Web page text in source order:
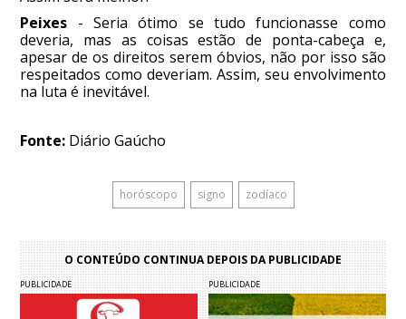
Peixes - Seria ótimo se tudo funcionasse como
deveria, mas as coisas estão de ponta-cabeça e,
apesar de os direitos serem óbvios, não por isso são
respeitados como deveriam. Assim, seu envolvimento
na luta é inevitável.
Fonte: Diário Gaúcho
horóscopo signo zodíaco
O CONTEÚDO CONTINUA DEPOIS DA PUBLICIDADE
PUBLICIDADE PUBLICIDADE